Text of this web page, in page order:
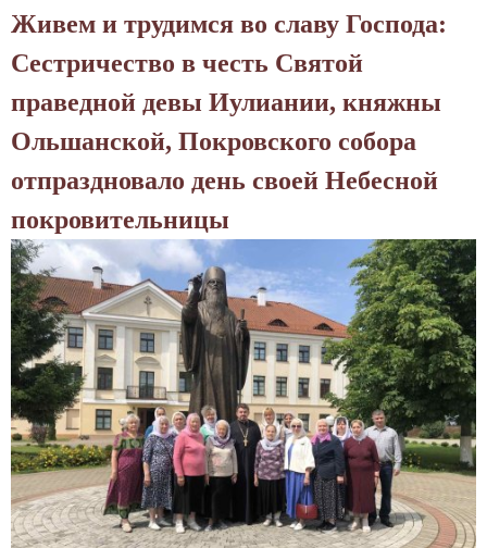
й
с
о
б
о
р
г
о
р
о
д
а
Г
р
А
у
л
н
а
і
ф
а
р
м
а
ц
ы
я
Живем и трудимся во славу Господа:
Сестричество в честь Святой
праведной девы Иулиании, княжны
Ольшанской, Покровского собора
отпраздновало день своей Небесной
покровительницы